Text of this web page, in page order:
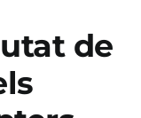
de